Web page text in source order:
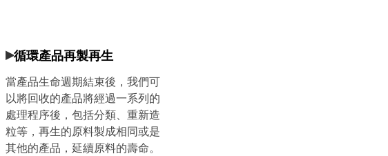
▸循環產品再製再生
當產品生命週期結束後，我們可
以將回收的產品將經過一系列的
處理程序後，包括分類、重新造
粒等，再生的原料製成相同或是
其他的產品，延續原料的壽命。